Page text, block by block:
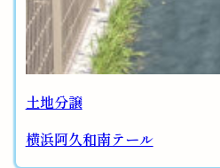
土地分譲
横浜阿久和南テール